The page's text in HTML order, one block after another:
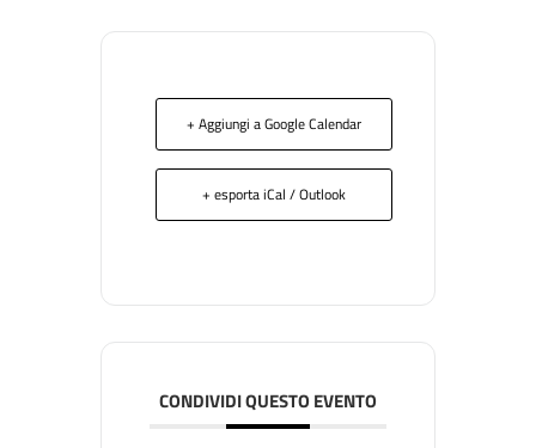
+ Aggiungi a Google Calendar
+ esporta iCal / Outlook
CONDIVIDI QUESTO EVENTO